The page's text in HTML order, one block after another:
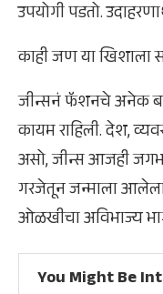
उपयोगी पडतो.
काही जण या खिशाला
जीन्सनं फॅशनचे अनेक
कायम राहिली. देश,
असो, जीन्स आजही
गरजेतून जन्माला आलेला
ओळखीचा अविभाज्य
You Might Be